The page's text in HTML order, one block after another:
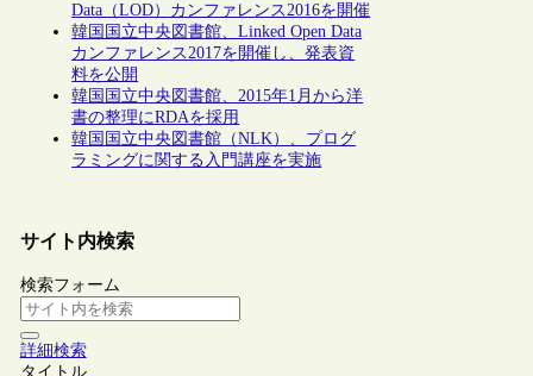
Data（LOD）カンファレンス2016を開催
韓国国立中央図書館、Linked Open Data
カンファレンス2017を開催し、発表資
料を公開
韓国国立中央図書館、2015年1月から洋
書の整理にRDAを採用
韓国国立中央図書館（NLK）、プログ
ラミングに関する入門講座を実施
サイト内検索
検索フォーム
詳細検索
タイトル